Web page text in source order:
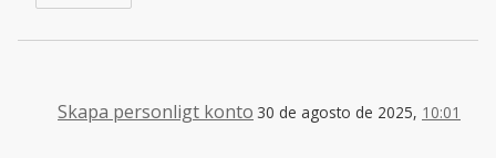
Skapa personligt konto 30 de agosto de 2025, 10:01